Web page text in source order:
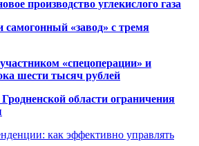
производство углекислого газа
«завод» с тремя
«спецоперации» и
шести тысяч рублей
области ограничения
как эффективно управлять